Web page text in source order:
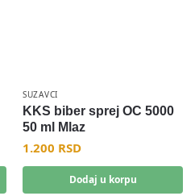
SUZAVCI
KKS biber sprej OC 5000
50 ml Mlaz
1.200 RSD
Dodaj u korpu